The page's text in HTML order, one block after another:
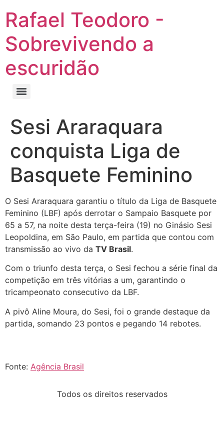
Rafael Teodoro -
Sobrevivendo a
escuridão
Sesi Araraquara
conquista Liga de
Basquete Feminino
O Sesi Araraquara garantiu o título da Liga de Basquete
Feminino (LBF) após derrotar o Sampaio Basquete por
65 a 57, na noite desta terça-feira (19) no Ginásio Sesi
Leopoldina, em São Paulo, em partida que contou com
transmissão ao vivo da TV Brasil.
Com o triunfo desta terça, o Sesi fechou a série final da
competição em três vitórias a um, garantindo o
tricampeonato consecutivo da LBF.
A pivô Aline Moura, do Sesi, foi o grande destaque da
partida, somando 23 pontos e pegando 14 rebotes.
Fonte: Agência Brasil
Todos os direitos reservados